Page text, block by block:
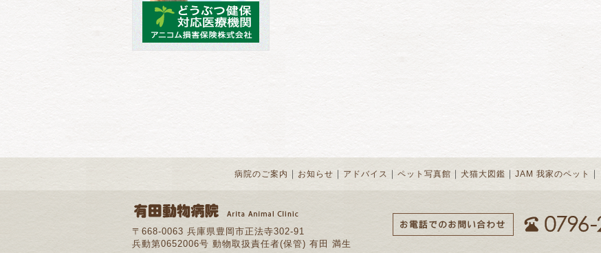
病院のご案内 ｜ お知らせ ｜ アドバイス ｜ ペット写真館 ｜ 犬猫大図鑑 ｜ JAM 我家のペット ｜
〒668-0063 兵庫県豊岡市正法寺302-91
兵動第0652006号 動物取扱責任者(保管) 有田 満生